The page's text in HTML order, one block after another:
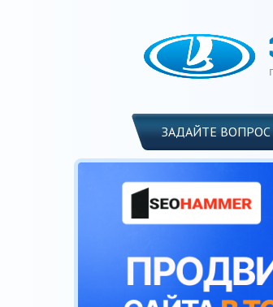
ЗАДАЙТЕ ВОПРОС